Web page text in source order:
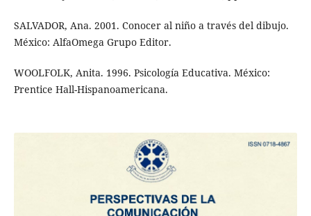
SALVADOR, Ana. 2001. Conocer al niño a través del dibujo.
México: AlfaOmega Grupo Editor.
WOOLFOLK, Anita. 1996. Psicología Educativa. México:
Prentice Hall-Hispanoamericana.